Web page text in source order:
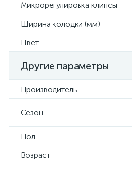
Микрорегулировка клипсы
Ширина колодки (мм)
Цвет
Другие параметры
Производитель
Сезон
Пол
Возраст